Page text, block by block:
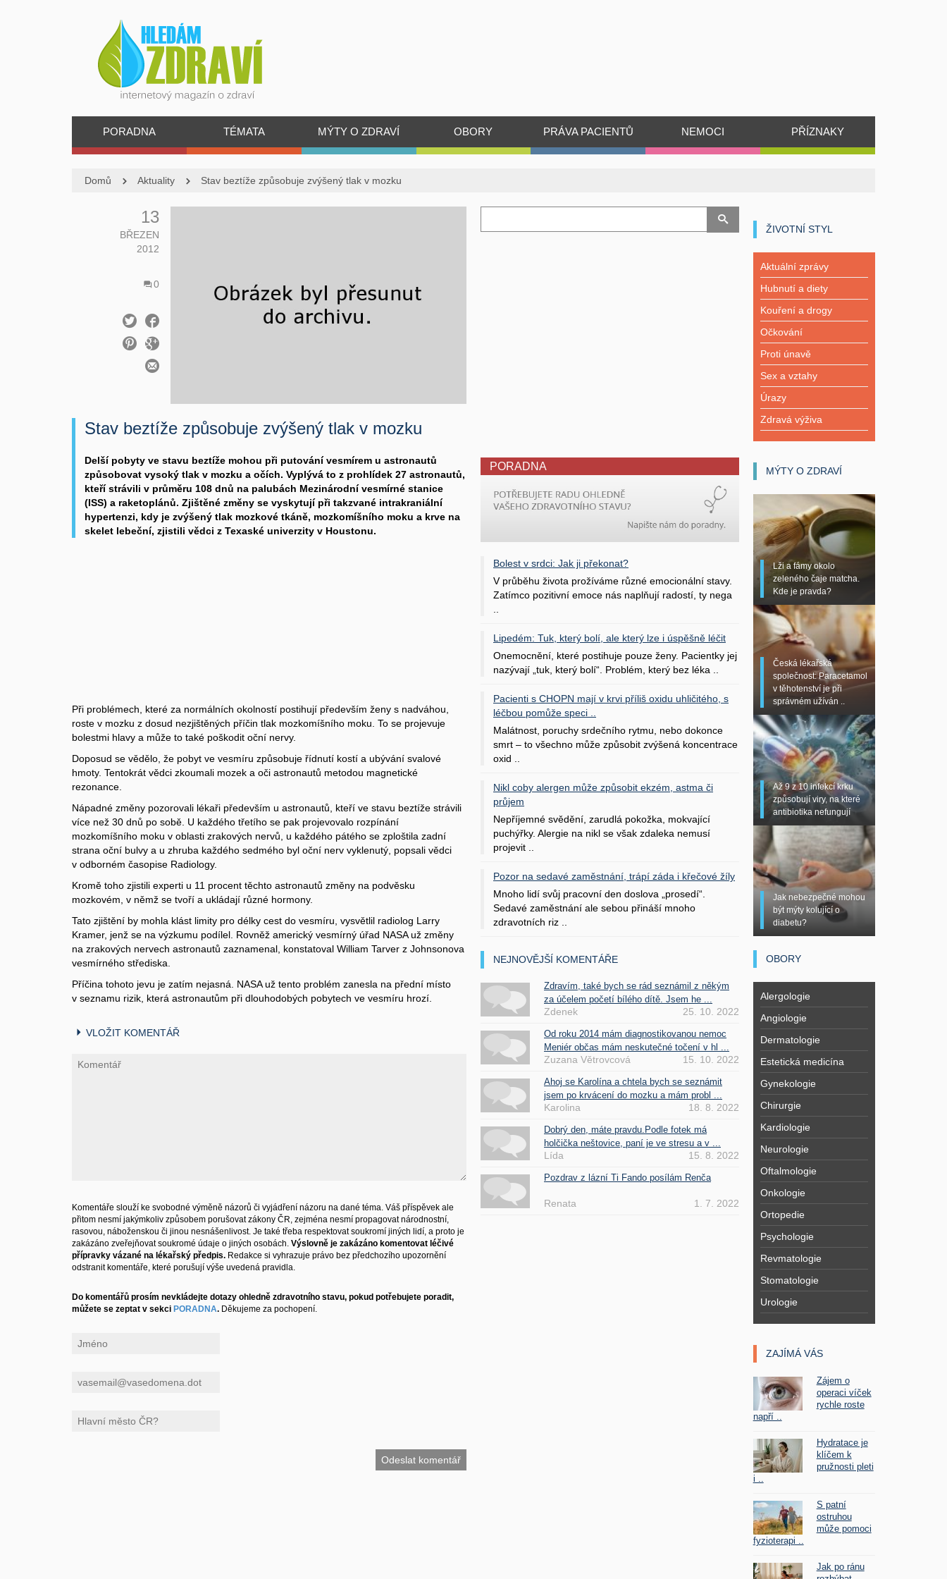
PORADNA TÉMATA MÝTY O ZDRAVÍ OBORY PRÁVA PACIENTŮ NEMOCI PŘÍZNAKY
Domů Aktuality Stav beztíže způsobuje zvýšený tlak v mozku
13
BŘEZEN
2012
0
Stav beztíže způsobuje zvýšený tlak v mozku
Delší pobyty ve stavu beztíže mohou při putování vesmírem u astronautů
způsobovat vysoký tlak v mozku a očích. Vyplývá to z prohlídek 27 astronautů,
kteří strávili v průměru 108 dnů na palubách Mezinárodní vesmírné stanice
(ISS) a raketoplánů. Zjištěné změny se vyskytují při takzvané intrakraniální
hypertenzi, kdy je zvýšený tlak mozkové tkáně, mozkomíšního moku a krve na
skelet lebeční, zjistili vědci z Texaské univerzity v Houstonu.
Při problémech, které za normálních okolností postihují především ženy s nadváhou,
roste v mozku z dosud nezjištěných příčin tlak mozkomíšního moku. To se projevuje
bolestmi hlavy a může to také poškodit oční nervy.
Doposud se vědělo, že pobyt ve vesmíru způsobuje řídnutí kostí a ubývání svalové
hmoty. Tentokrát vědci zkoumali mozek a oči astronautů metodou magnetické
rezonance.
Nápadné změny pozorovali lékaři především u astronautů, kteří ve stavu beztíže strávili
více než 30 dnů po sobě. U každého třetího se pak projevovalo rozpínání
mozkomíšního moku v oblasti zrakových nervů, u každého pátého se zploštila zadní
strana oční bulvy a u zhruba každého sedmého byl oční nerv vyklenutý, popsali vědci
v odborném časopise Radiology.
Kromě toho zjistili experti u 11 procent těchto astronautů změny na podvěsku
mozkovém, v němž se tvoří a ukládají různé hormony.
Tato zjištění by mohla klást limity pro délky cest do vesmíru, vysvětlil radiolog Larry
Kramer, jenž se na výzkumu podílel. Rovněž americký vesmírný úřad NASA už změny
na zrakových nervech astronautů zaznamenal, konstatoval William Tarver z Johnsonova
vesmírného střediska.
Příčina tohoto jevu je zatím nejasná. NASA už tento problém zanesla na přední místo
v seznamu rizik, která astronautům při dlouhodobých pobytech ve vesmíru hrozí.
VLOŽIT KOMENTÁŘ
Komentáře slouží ke svobodné výměně názorů či vyjádření názoru na dané téma. Váš příspěvek ale
přitom nesmí jakýmkoliv způsobem porušovat zákony ČR, zejména nesmí propagovat národnostní,
rasovou, náboženskou či jinou nesnášenlivost. Je také třeba respektovat soukromí jiných lidí, a proto je
zakázáno zveřejňovat soukromé údaje o jiných osobách. Výslovně je zakázáno komentovat léčivé
přípravky vázané na lékařský předpis. Redakce si vyhrazuje právo bez předchozího upozornění
odstranit komentáře, které porušují výše uvedená pravidla.
Do komentářů prosím nevkládejte dotazy ohledně zdravotního stavu, pokud potřebujete poradit,
můžete se zeptat v sekci PORADNA. Děkujeme za pochopení.
PORADNA
Bolest v srdci: Jak ji překonat?
V průběhu života prožíváme různé emocionální stavy.
Zatímco pozitivní emoce nás naplňují radostí, ty nega
Lipedém: Tuk, který bolí, ale který lze i úspěšně léčit
Onemocnění, které postihuje pouze ženy. Pacientky jej
nazývají „tuk, který bolí“. Problém, který bez léka ..
Pacienti s CHOPN mají v krvi příliš oxidu uhličitého, s
léčbou pomůže speci ..
Malátnost, poruchy srdečního rytmu, nebo dokonce
smrt – to všechno může způsobit zvýšená koncentrace
oxid ..
Nikl coby alergen může způsobit ekzém, astma či
průjem
Nepříjemné svědění, zarudlá pokožka, mokvající
puchýřky. Alergie na nikl se však zdaleka nemusí
projevit ..
Pozor na sedavé zaměstnání, trápí záda i křečové žíly
Mnoho lidí svůj pracovní den doslova „prosedí“.
Sedavé zaměstnání ale sebou přináší mnoho
zdravotních riz ..
NEJNOVĚJŠÍ KOMENTÁŘE
Zdravím, také bych se rád seznámil z někým
za účelem početí bílého dítě. Jsem he ...
Zdenek 25. 10. 2022
Od roku 2014 mám diagnostikovanou nemoc
Meniér občas mám neskutečné točení v hl ...
Zuzana Větrovcová 15. 10. 2022
Ahoj se Karolína a chtela bych se seznámit
jsem po krvácení do mozku a mám probl ...
Karolina 18. 8. 2022
Dobrý den, máte pravdu.Podle fotek má
holčička neštovice, paní je ve stresu a v ...
Lída 15. 8. 2022
Pozdrav z lázní Ti Fando posílám Renča
Renata 1. 7. 2022
ŽIVOTNÍ STYL
Aktuální zprávy
Hubnutí a diety
Kouření a drogy
Očkování
Proti únavě
Sex a vztahy
Úrazy
Zdravá výživa
MÝTY O ZDRAVÍ
Lži a fámy okolo
zeleného čaje matcha.
Kde je pravda?
Česká lékařská
společnost: Paracetamol
v těhotenství je při
správném užíván ..
Až 9 z 10 infekcí krku
způsobují viry, na které
antibiotika nefungují
Jak nebezpečné mohou
být mýty kolující o
diabetu?
OBORY
Alergologie
Angiologie
Dermatologie
Estetická medicína
Gynekologie
Chirurgie
Kardiologie
Neurologie
Oftalmologie
Onkologie
Ortopedie
Psychologie
Revmatologie
Stomatologie
Urologie
ZAJÍMÁ VÁS
Zájem o
operaci víček
rychle roste
napří ..
Hydratace je
klíčem k
pružnosti pleti
i ..
S patní
ostruhou
může pomoci
fyzioterapi ..
Jak po ránu